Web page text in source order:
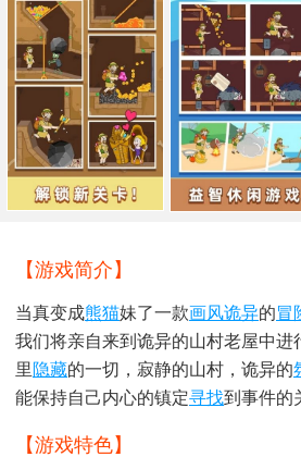
【游戏简介】
当真变成熊猫妹了一款画风诡异的冒
我们将亲自来到诡异的山村老屋中进
里 隐藏的一切，寂静的山村，诡异的
能保持自己内心的镇定寻找到事件的
【游戏特色】